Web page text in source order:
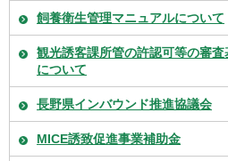
飼養衛生管理マニュアルについて
観光誘客課所管の許認可等の審
について
長野県インバウンド推進協議会
MICE誘致促進事業補助金